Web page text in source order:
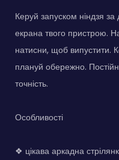
Керуй запуском ніндзя
екрана твого пристрою.
натисни, щоб випустити.
плануй обережно.
точність.
Особливості
❖ цікава аркадна